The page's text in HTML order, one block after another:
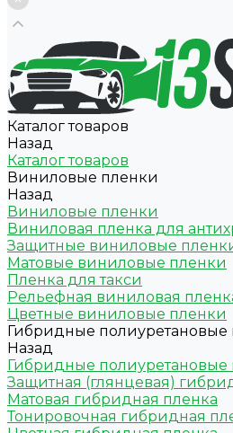
Каталог товаров
Назад
Каталог товаров
Виниловые пленки
Назад
Виниловые пленки
Виниловая пленка для
Защитные виниловые
Матовые виниловые пленки
Пленка для такси
Рельефная виниловая
Цветные виниловые пленки
Гибридные полиуретановые
Назад
Гибридные полиуретановые
Защитная (глянцевая)
Матовая гибридная пленка
Тонировочная гибридная